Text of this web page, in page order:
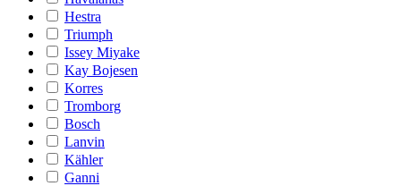
Hestra
Triumph
Issey Miyake
Kay Bojesen
Korres
Tromborg
Bosch
Lanvin
Kähler
Ganni